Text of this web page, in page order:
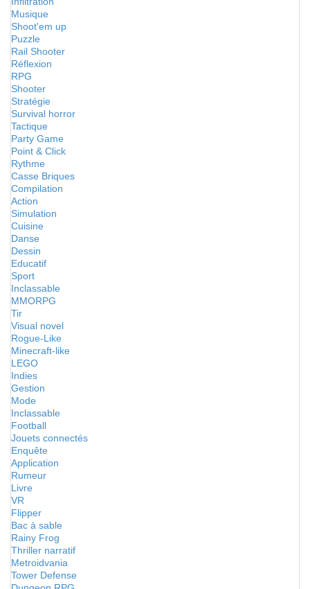
Musique
Shoot'em up
Puzzle
Rail Shooter
Réflexion
RPG
Shooter
Stratégie
Survival horror
Tactique
Party Game
Point & Click
Rythme
Casse Briques
Compilation
Action
Simulation
Cuisine
Danse
Dessin
Educatif
Sport
Inclassable
MMORPG
Tir
Visual novel
Rogue-Like
Minecraft-like
LEGO
Indies
Gestion
Mode
Inclassable
Football
Jouets connectés
Enquête
Application
Rumeur
Livre
VR
Flipper
Bac à sable
Rainy Frog
Thriller narratif
Metroidvania
Tower Defense